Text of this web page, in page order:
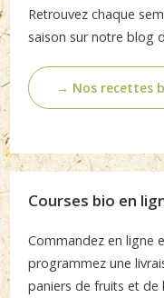
Retrouvez chaque
saison sur notre blog
→ Nos recettes
Courses bio en
Commandez en ligne
programmez une
paniers de fruits et de